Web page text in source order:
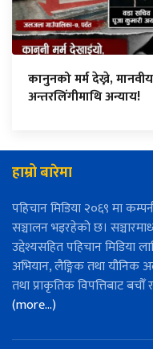
कानुनको मर्म देख्ने,
अन्तरलिंगीमाथि अन्याय!
हाम्रो बारेमा
पहिचान मिडिया २०६९ मा
सञ्चालन भइरहेको छ।
उद्देश्यसहित पहिचान मिडिया
अभियान, लैङ्गिक तथा यौनिक
तथा प्राकृतिक विपत्तिबाट
(more…)